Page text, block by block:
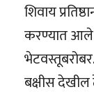
शिवाय
करण्यात आले
बक्षीस